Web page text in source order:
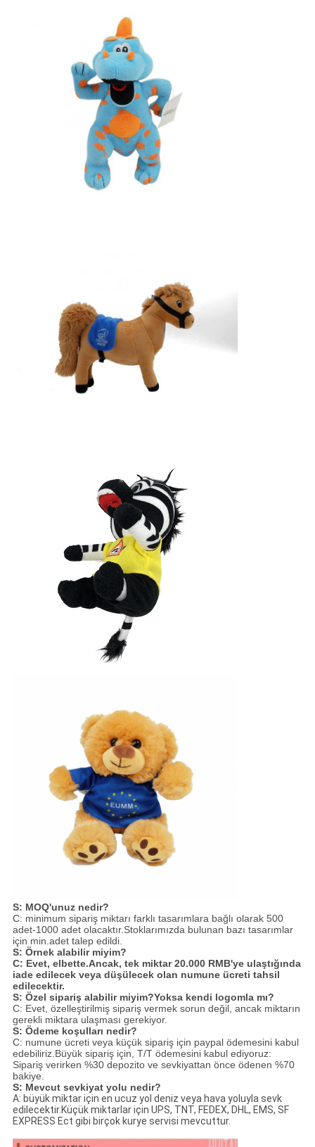
S: MOQ'unuz nedir?
C: minimum sipariş miktarı farklı tasarımlara bağlı olarak 500
adet-1000 adet olacaktır.Stoklarımızda bulunan bazı tasarımlar
için min.adet talep edildi.
S: Örnek alabilir miyim?
C: Evet, elbette.Ancak, tek miktar 20.000 RMB'ye ulaştığında
iade edilecek veya düşülecek olan numune ücreti tahsil
edilecektir.
S: Özel sipariş alabilir miyim?Yoksa kendi logomla mı?
C: Evet, özelleştirilmiş sipariş vermek sorun değil, ancak miktarın
gerekli miktara ulaşması gerekiyor.
S: Ödeme koşulları nedir?
C: numune ücreti veya küçük sipariş için paypal ödemesini kabul
edebiliriz.Büyük sipariş için, T/T ödemesini kabul ediyoruz:
Sipariş verirken %30 depozito ve sevkiyattan önce ödenen %70
bakiye.
S: Mevcut sevkiyat yolu nedir?
A: büyük miktar için en ucuz yol deniz veya hava yoluyla sevk
edilecektir.Küçük miktarlar için UPS, TNT, FEDEX, DHL, EMS, SF
EXPRESS Ect gibi birçok kurye servisi mevcuttur.